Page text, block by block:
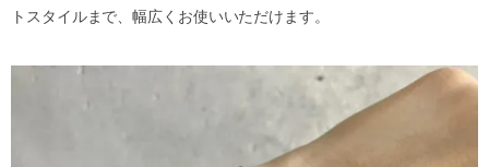
トスタイルまで、幅広くお使いいただけます。